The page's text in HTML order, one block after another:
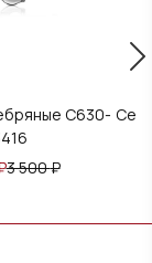
С630-
3 500₽